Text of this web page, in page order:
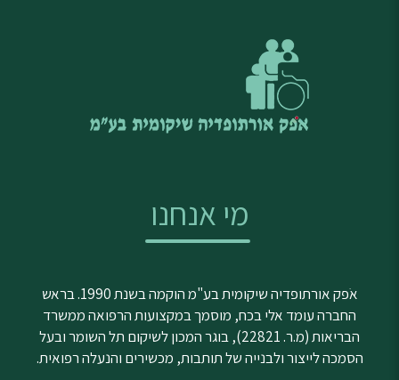
מי אנחנו
אֹפק אורתופדיה שיקומית בע"מ הוקמה בשנת 1990. בראש
החברה עומד אלי בכח, מוסמך במקצועות הרפואה ממשרד
הבריאות (מ.ר. 22821), בוגר המכון לשיקום תל השומר ובעל
הסמכה לייצור ולבנייה של תותבות, מכשירים והנעלה רפואית.